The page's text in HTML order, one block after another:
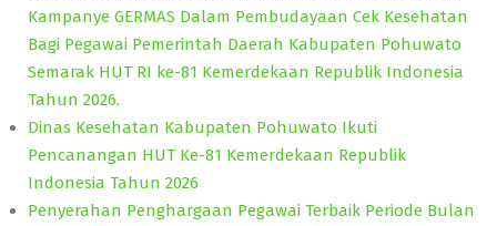
Kampanye GERMAS Dalam Pembudayaan Cek Kesehatan
Bagi Pegawai Pemerintah Daerah Kabupaten Pohuwato
Semarak HUT RI ke-81 Kemerdekaan Republik Indonesia
Tahun 2026.
Dinas Kesehatan Kabupaten Pohuwato Ikuti
Pencanangan HUT Ke-81 Kemerdekaan Republik
Indonesia Tahun 2026
Penyerahan Penghargaan Pegawai Terbaik Periode Bulan